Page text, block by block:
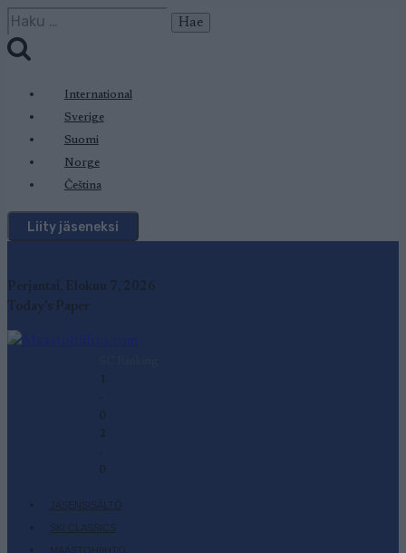
Siirry
sisältöön
Haku:
International
Sverige
Suomi
Norge
Čeština
Liity jäseneksi
Perjantai, Elokuu 7, 2026
Today's Paper
1
-
0
2
-
0
JÄSENSISÄLTÖ
SKI CLASSICS
MAASTOHIIHTO